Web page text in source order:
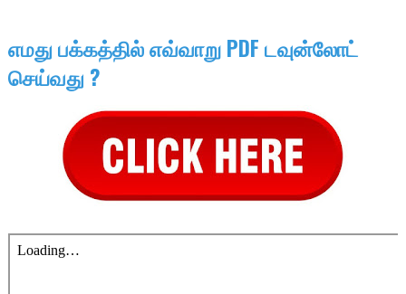
எமது பக்கத்தில் எவ்வாறு PDF டவுன்லோட்
செய்வது ?